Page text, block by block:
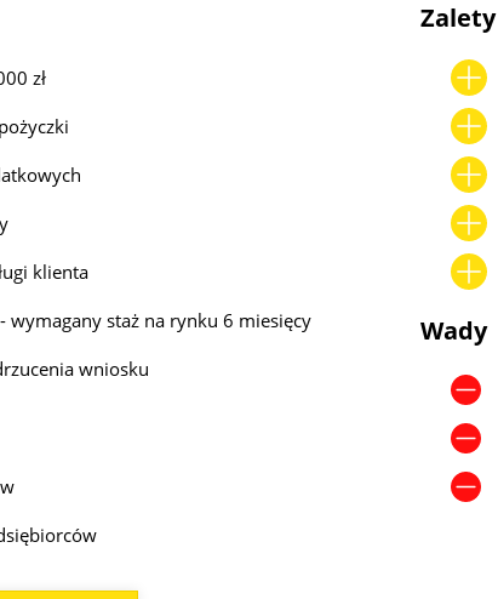
zł
klienta
staż na rynku 6 miesięcy
wniosku
Zalety
Wady